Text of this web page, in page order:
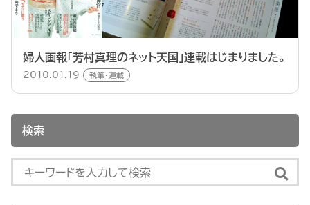
婦人画報「芳村真理のネット天国」連載はじまりました。
2010.01.19 執筆・連載
検索